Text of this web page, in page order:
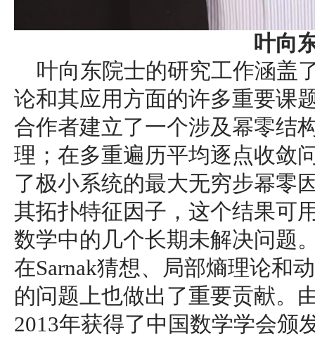
叶向
叶向东院士的研究工作涵盖
论和其应用方面的许多重要课
合作者建立了一个涉及幂零结
理；在多重遍历平均逐点收敛
了极小系统的最大无穷步幂零
其拓扑特征因子，这个结果可
数学中的几个长期未解决问题
在Sarnak猜想、局部熵理论和
的问题上也做出了重要贡献。
2013年获得了中国数学学会颁